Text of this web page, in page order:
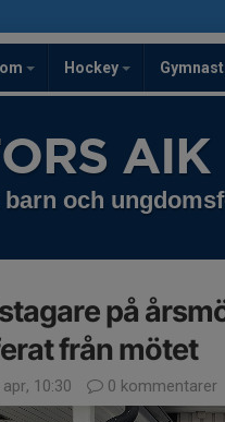
Hockey
AIK
och
på
från mötet
apr, 10:30 0 kommentarer